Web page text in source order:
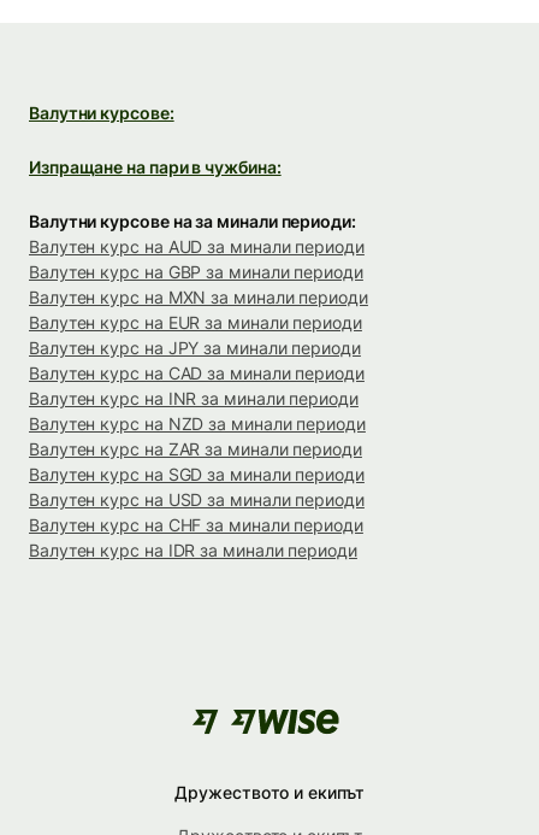
Валутни курсове:
Изпращане на пари в чужбина:
Валутни курсове на за минали периоди:
Валутен курс на AUD за минали периоди
Валутен курс на GBP за минали периоди
Валутен курс на MXN за минали периоди
Валутен курс на EUR за минали периоди
Валутен курс на JPY за минали периоди
Валутен курс на CAD за минали периоди
Валутен курс на INR за минали периоди
Валутен курс на NZD за минали периоди
Валутен курс на ZAR за минали периоди
Валутен курс на SGD за минали периоди
Валутен курс на USD за минали периоди
Валутен курс на CHF за минали периоди
Валутен курс на IDR за минали периоди
Дружеството и екипът